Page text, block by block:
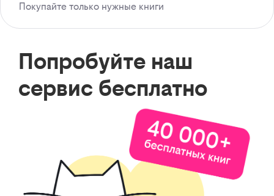
Покупайте только нужные книги
Попробуйте наш
сервис бесплатно